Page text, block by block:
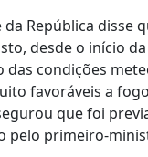
República disse
desde o início
das condições
favoráveis a
que foi
pelo primeiro-